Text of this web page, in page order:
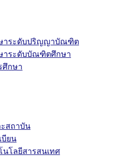
าระดับปริญญาบัณฑิต
าระดับบัณฑิตศึกษา
ศึกษา
สถาบัน
บียน
นโลยีสารสนเทศ